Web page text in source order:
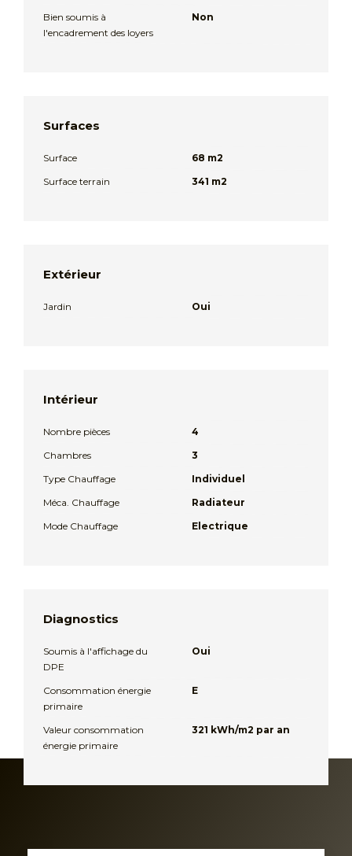
Bien soumis à
l'encadrement des loyers
Non
Surfaces
Surface
68 m2
Surface terrain
341 m2
Extérieur
Jardin Oui
Intérieur
Nombre pièces
4
Chambres
3
Type Chauffage
Individuel
Méca. Chauffage
Radiateur
Mode Chauffage
Electrique
Diagnostics
Soumis à l'affichage du
DPE
Oui
Consommation énergie
primaire
E
Valeur consommation
énergie primaire
321 kWh/m2 par an